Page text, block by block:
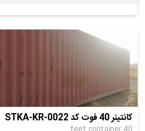
کانتینر 40 فوت کد STKA-KR-0022